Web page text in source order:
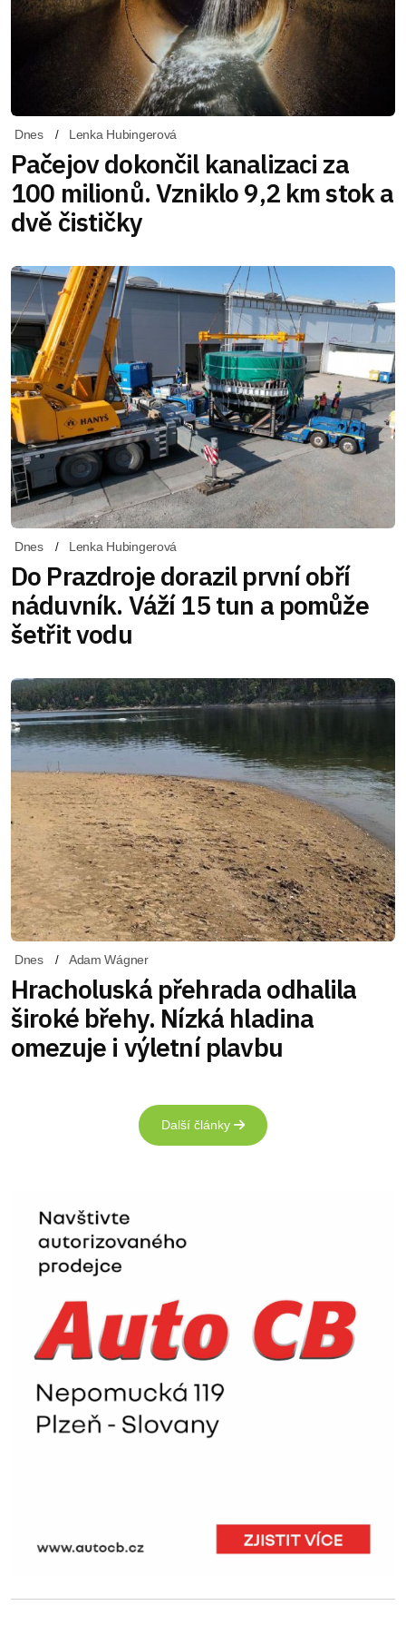
Dnes Lenka Hubingerová
Pačejov dokončil kanalizaci za
100 milionů. Vzniklo 9,2 km stok a
dvě čističky
Dnes Lenka Hubingerová
Do Prazdroje dorazil první obří
náduvník. Váží 15 tun a pomůže
šetřit vodu
Dnes Adam Wágner
Hracholuská přehrada odhalila
široké břehy. Nízká hladina
omezuje i výletní plavbu
Další články